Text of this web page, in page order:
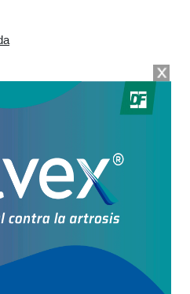
Laboratorio Millet
Millet